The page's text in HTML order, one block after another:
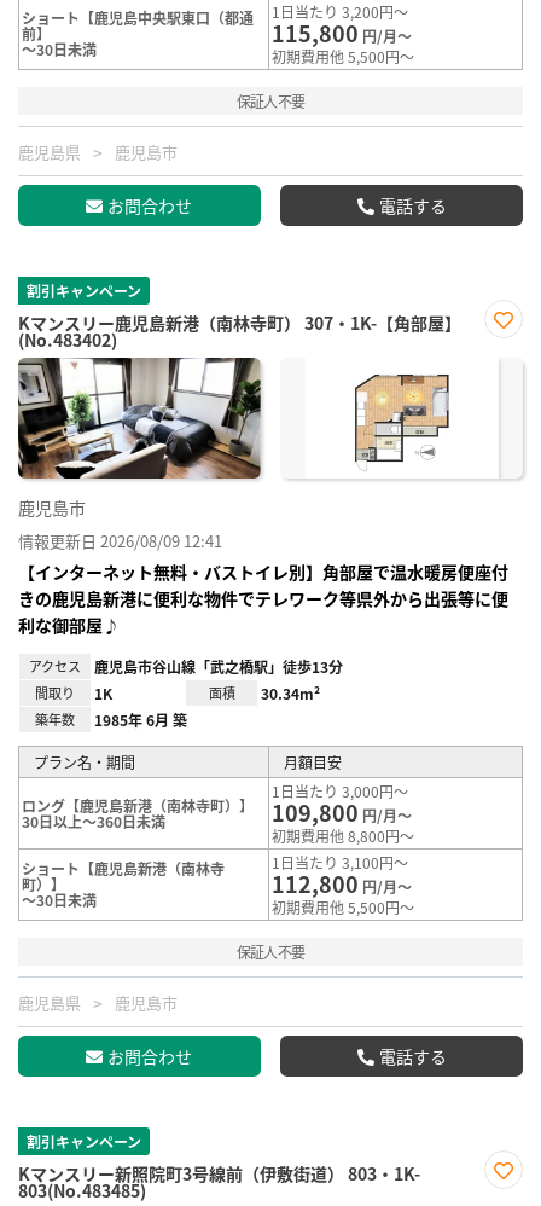
ショート【鹿児島中央駅東口（都通
前】
～30日未満
1日当たり 3,200円～
115,800 円/月～
初期費用他 5,500円～
保証人不要
鹿児島県 鹿児島市
お問合わせ 電話する
割引キャンペーン
Kマンスリー鹿児島新港（南林寺町） 307・1K-【角部屋】
(No.483402)
に入
鹿児島市
情報更新日 2026/08/09 12:41
【インターネット無料・バストイレ別】角部屋で温水暖房便座付
きの鹿児島新港に便利な物件でテレワーク等県外から出張等に便
利な御部屋♪
アクセス 鹿児島市谷山線「武之橋駅」徒歩13分
間取り 1K 面積 30.34m²
築年数 1985年 6月 築
プラン名・期間 月額目安
ロング【鹿児島新港（南林寺町）】
30日以上～360日未満
1日当たり 3,000円～
109,800 円/月～
初期費用他 8,800円～
ショート【鹿児島新港（南林寺
町）】
～30日未満
1日当たり 3,100円～
112,800 円/月～
初期費用他 5,500円～
保証人不要
鹿児島県 鹿児島市
お問合わせ 電話する
割引キャンペーン
Kマンスリー新照院町3号線前（伊敷街道） 803・1K-
803(No.483485)